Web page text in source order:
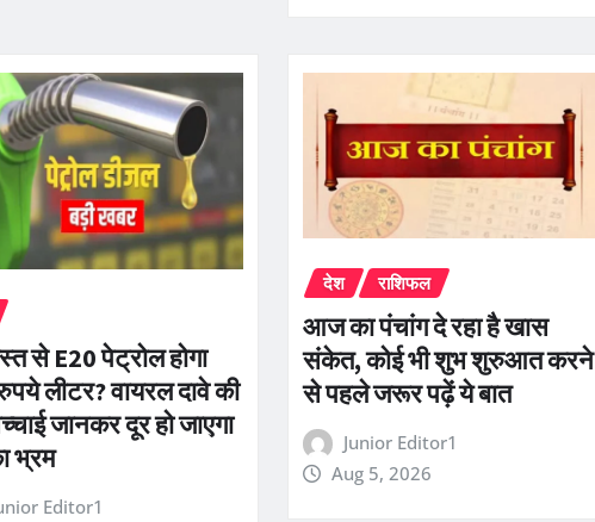
से E20 पेट्रोल होगा
लीटर? वायरल दावे की
जानकर दूर हो जाएगा
भ्रम
Editor1
देश राशिफल
आज का पंचांग दे रहा है खास
संकेत, कोई भी शुभ शुरुआत करने
से पहले जरूर पढ़ें ये बात
Junior Editor1
Aug 5, 2026